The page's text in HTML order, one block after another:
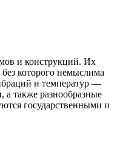
и конструкций. Их
которого немыслима
и температур —
, а также разнообразные
государственными и